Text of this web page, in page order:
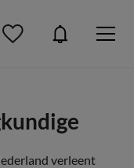
verleent